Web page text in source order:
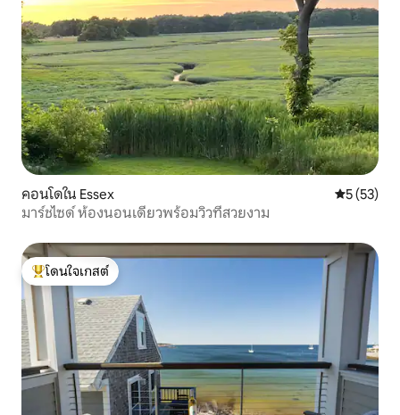
คอนโดใน Essex คะแนนเฉลี่
5 (53)
มาร์ชไซด์ ห้องนอนเดียวพร้อมวิวที่สวยงาม
โดนใจเกสต์ที่สุด
โดนใจเกสต์